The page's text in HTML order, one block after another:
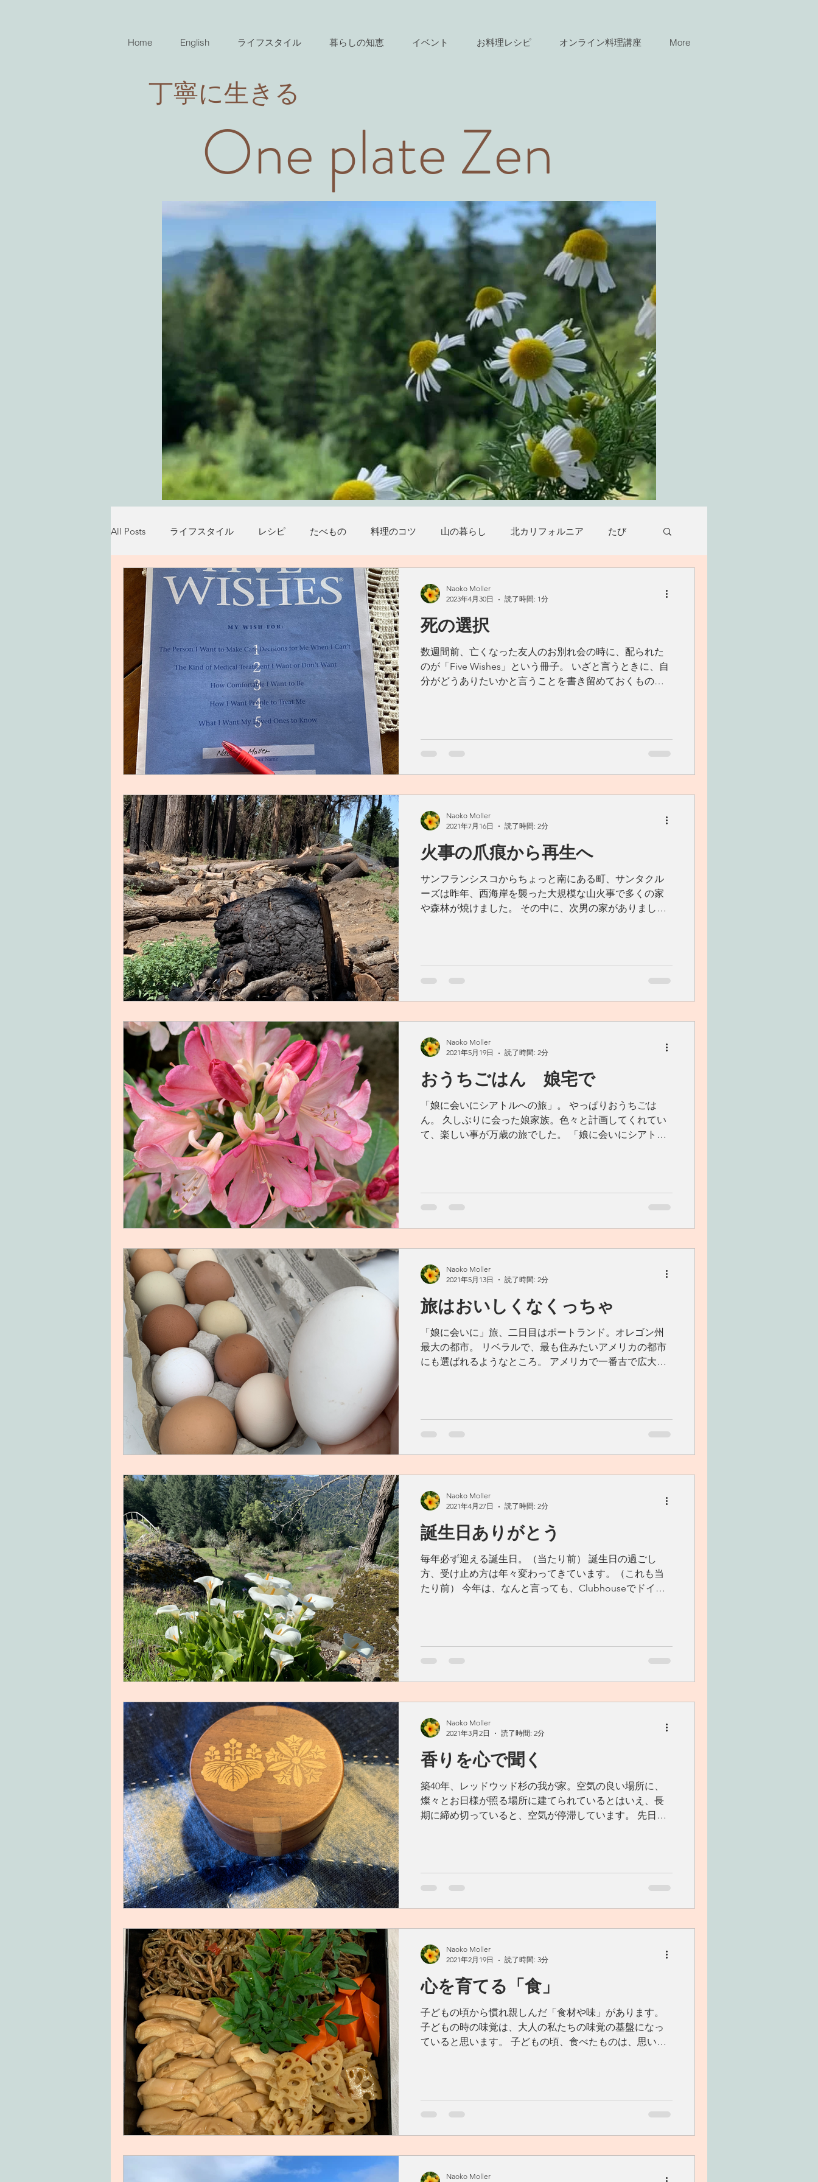
Home English ライフスタイル 暮らしの知恵 イベント お料理レシピ オンライン料理講座 More
​丁寧に生きる
One plate Zen
All Posts ライフスタイル レシピ たべもの 料理のコツ 山の暮らし 北カリフォルニア たび
ハワイ つぶやき 精進料理 おうちごはん 自然
古いもの おかず ごはん 汁物 アメリカ カフェ Living Ohana Hawaii
手仕事 こころ タレ・ソース 和食 リサイクル 生活の工夫 発酵食品
死の選択
数週間前、亡くなった友人のお別れ会の時に、配られた
のが「Five Wishes」という冊子。 いざと言うときに、自
分がどうありたいかと言うことを書き留めておくもので
Naoko Moller
2023年4月30日
読了時間: 1分
火事の爪痕から再生へ
サンフランシスコからちょっと南にある町、サンタクル
ーズは昨年、西海岸を襲った大規模な山火事で多くの家
や森林が焼けました。 その中に、次男の家がありまし
Naoko Moller
2021年7月16日
読了時間: 2分
おうちごはん 娘宅で
「娘に会いにシアトルへの旅」。 やっぱりおうちごは
ん。 久しぶりに会った娘家族。色々と計画してくれてい
て、楽しい事が万歳の旅でした。 「娘に会いにシアトル
Naoko Moller
2021年5月19日
読了時間: 2分
旅はおいしくなくっちゃ
「娘に会いに」旅、二日目はポートランド。オレゴン州
最大の都市。 リベラルで、最も住みたいアメリカの都市
にも選ばれるようなところ。 アメリカで一番古で広大な
Naoko Moller
2021年5月13日
読了時間: 2分
誕生日ありがとう
毎年必ず迎える誕生日。（当たり前） 誕生日の過ごし
方、受け止め方は年々変わってきています。（これも当
たり前） 今年は、なんと言っても、Clubhouseでドイツ
Naoko Moller
2021年4月27日
読了時間: 2分
香りを心で聞く
築40年、レッドウッド杉の我が家。空気の良い場所に、
燦々とお日様が照る場所に建てられているとはいえ、長
期に締め切っていると、空気が停滞しています。 先日
Naoko Moller
2021年3月2日
読了時間: 2分
心を育てる「食」
子どもの頃から慣れ親しんだ「食材や味」があります。
子どもの時の味覚は、大人の私たちの味覚の基盤になっ
ていると思います。 子どもの頃、食べたものは、思い出
Naoko Moller
2021年2月19日
読了時間: 3分
Naoko Moller